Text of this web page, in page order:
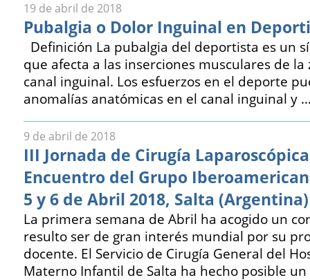
19 de abril de 2018
Pubalgia o Dolor Inguinal en
Definición La pubalgia del deportista es un
que afecta a las inserciones musculares de
canal inguinal. Los esfuerzos en el deporte
anomalías anatómicas en el canal inguinal y
9 de abril de 2018
III Jornada de Cirugía
Encuentro del Grupo
5 y 6 de Abril 2018, Salta (Argentina)
La primera semana de Abril ha acogido un
resulto ser de gran interés mundial por su
docente. El Servicio de Cirugía General del
Materno Infantil de Salta ha hecho posible